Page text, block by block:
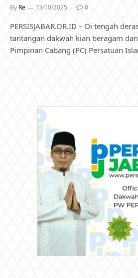
By Re 13/10/2025 0
PERSISJABAR.OR.ID – Di tengah
tantangan dakwah kian beragam
Pimpinan Cabang (PC) Persatuan